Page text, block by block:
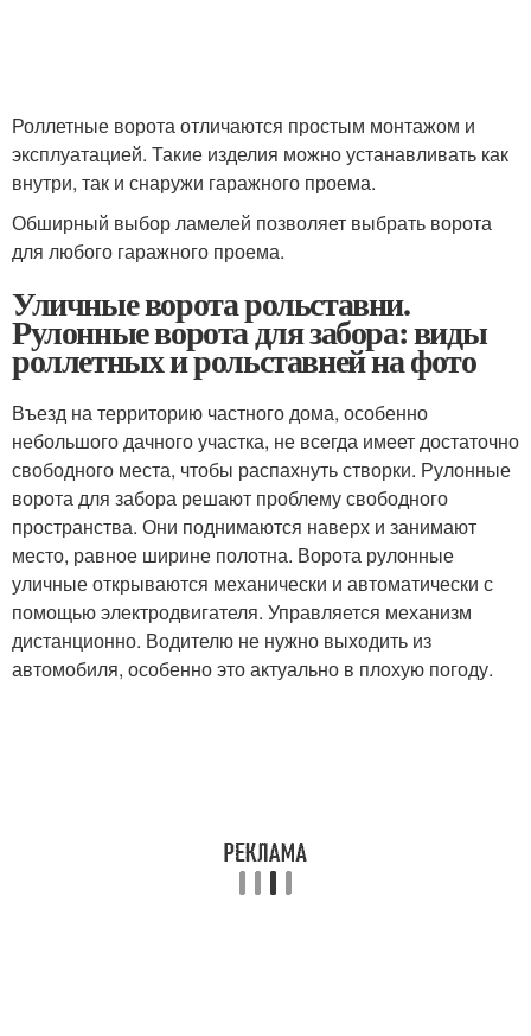
Роллетные ворота отличаются простым монтажом и
эксплуатацией. Такие изделия можно устанавливать как
внутри, так и снаружи гаражного проема.
Обширный выбор ламелей позволяет выбрать ворота
для любого гаражного проема.
Уличные ворота рольставни.
Рулонные ворота для забора: виды
роллетных и рольставней на фото
Въезд на территорию частного дома, особенно
небольшого дачного участка, не всегда имеет достаточно
свободного места, чтобы распахнуть створки. Рулонные
ворота для забора решают проблему свободного
пространства. Они поднимаются наверх и занимают
место, равное ширине полотна. Ворота рулонные
уличные открываются механически и автоматически с
помощью электродвигателя. Управляется механизм
дистанционно. Водителю не нужно выходить из
автомобиля, особенно это актуально в плохую погоду.